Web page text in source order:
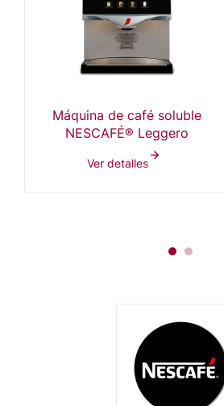
Máquina de café soluble
NESCAFÉ® Leggero
Ver detalles